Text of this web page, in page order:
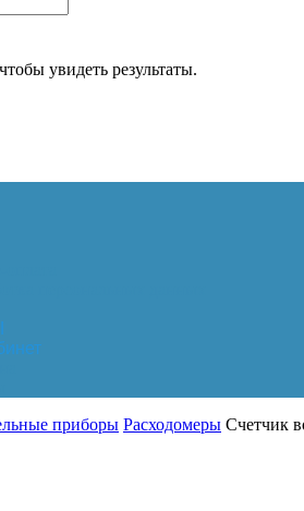
увидеть результаты.
приборы Расходомеры Счетчик